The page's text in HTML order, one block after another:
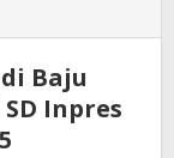
Baju
Inpres